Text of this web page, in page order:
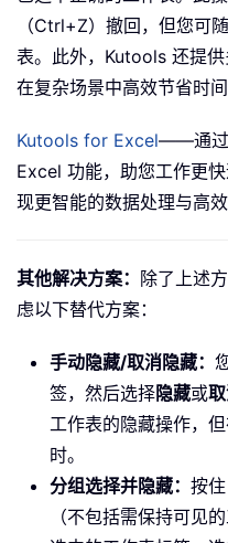
（Ctrl+Z）撤回，但您可
表。此外，Kutools 还提
在复杂场景中高效节省时间
Kutools for Excel——通过
Excel 功能，助您工作更
现更智能的数据处理与高效
其他解决方案： 除了上述
虑以下替代方案：
手动隐藏/取消隐藏：
签，然后选择隐藏或
工作表的隐藏操作，
时。
分组选择并隐藏： 按住
（不包括需保持可见